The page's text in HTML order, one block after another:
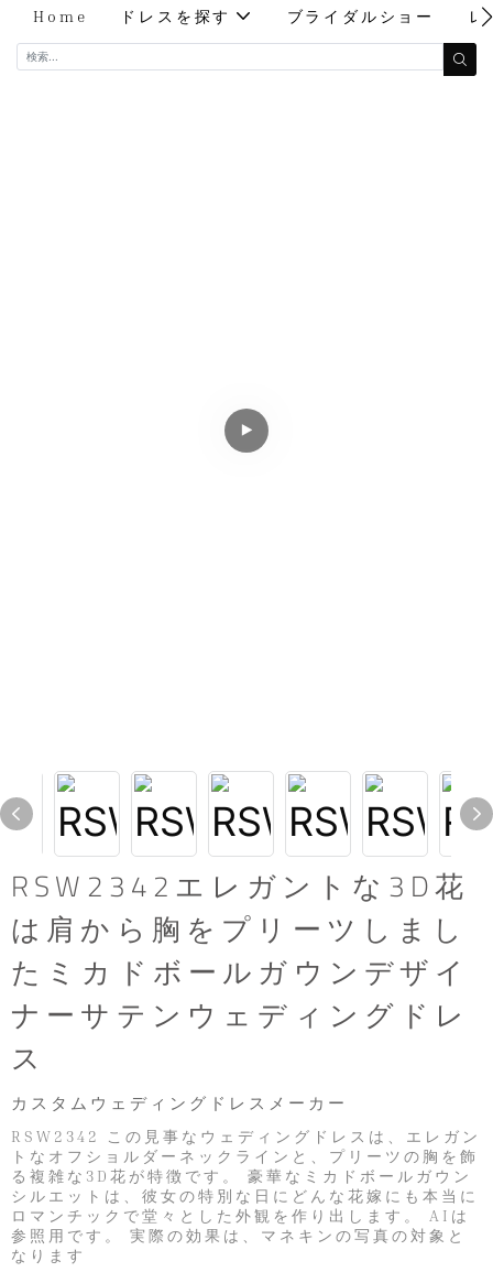
Home ドレスを探す ブライダルショー レ
RSW2342エレガントな3D花
は肩から胸をプリーツしまし
たミカドボールガウンデザイ
ナーサテンウェディングドレ
ス
カスタムウェディングドレスメーカー
RSW2342 この見事なウェディングドレスは、エレガン
トなオフショルダーネックラインと、プリーツの胸を飾
る複雑な3D花が特徴です。 豪華なミカドボールガウン
シルエットは、彼女の特別な日にどんな花嫁にも本当に
ロマンチックで堂々とした外観を作り出します。 AIは
参照用です。 実際の効果は、マネキンの写真の対象と
なります